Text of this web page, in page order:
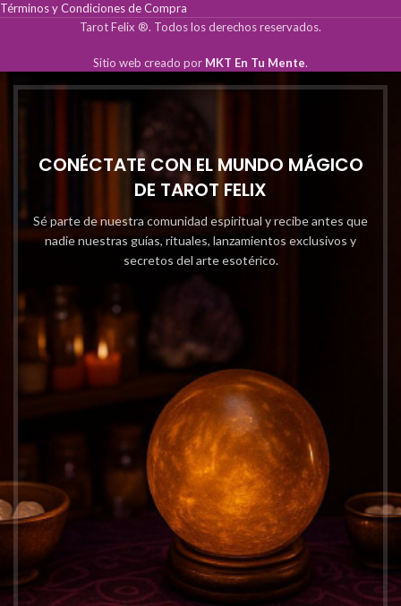
Términos y Condiciones de Compra
Tarot Felix ®. Todos los derechos reservados.
Sitio web creado por MKT En Tu Mente.
CONÉCTATE CON EL MUNDO MÁGICO
DE TAROT FELIX
Sé parte de nuestra comunidad espiritual y recibe antes que
nadie nuestras guías, rituales, lanzamientos exclusivos y
secretos del arte esotérico.